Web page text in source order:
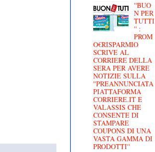
''BUO
N PER
TUTTI
'' :
PROM
O€RISPARMIO
SCRIVE AL
CORRIERE DELLA
SERA PER AVERE
NOTIZIE SULLA
''PREANNUNCIATA
PIATTAFORMA
CORRIERE.IT E
VALASSIS CHE
CONSENTE DI
STAMPARE
COUPONS DI UNA
VASTA GAMMA DI
PRODOTTI''